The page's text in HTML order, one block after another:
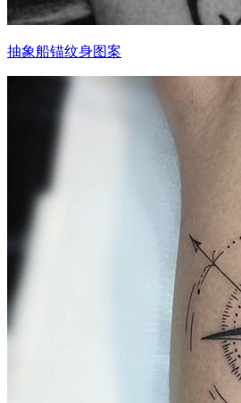
抽象船锚纹身图案